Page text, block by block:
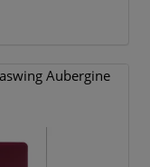
Aubergine